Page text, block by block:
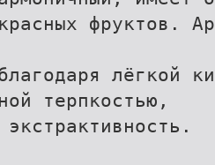
фруктов.
лёгкой
терпкостью,
экстрактивность.